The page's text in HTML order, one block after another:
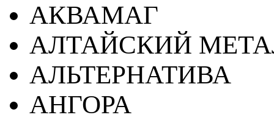
АКВАМАГ
АЛТАЙСКИЙ
АЛЬТЕРНАТИВА
АНГОРА